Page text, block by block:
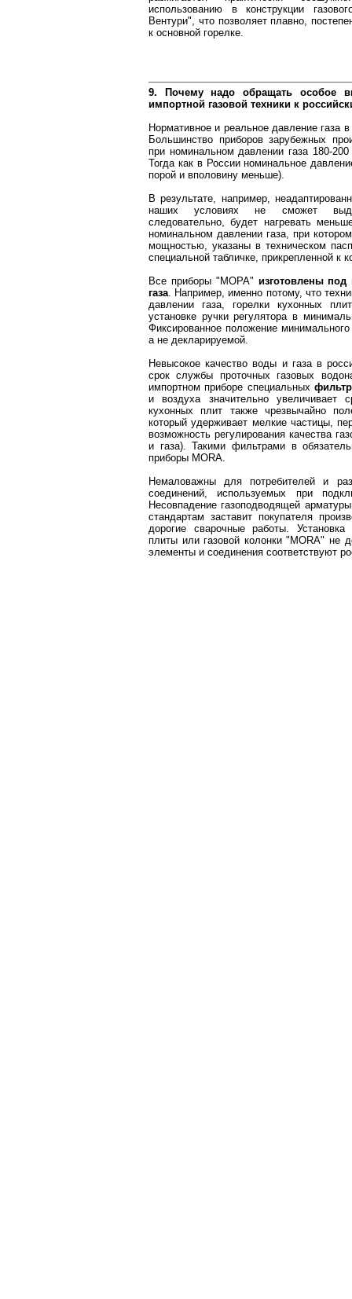
использованию в конструкции
Вентури", что позволяет плавно,
к основной горелке.
9. Почему надо обращать особое
импортной газовой техники к
Нормативное и реальное давление газа
Большинство приборов зарубежных
при номинальном давлении газа 180-
Тогда как в России номинальное
порой и вполовину меньше).
В результате, например,
наших условиях не сможет
следовательно, будет нагревать
номинальном давлении газа, при
мощностью, указаны в техническом
специальной табличке, прикрепленной к
Все приборы "МОРА" изготовлены под
газа . Например, именно потому, что
давлении газа, горелки кухонных
установке ручки регулятора в
Фиксированное положение минимального
а не декларируемой.
Невысокое качество воды и газа в
срок службы проточных газовых
импортном приборе специальных
и воздуха значительно увеличивает
кухонных плит также чрезвычайно
который удерживает мелкие частицы,
возможность регулирования качества
и газа). Такими фильтрами в
приборы MORA.
Немаловажны для потребителей и
соединений, используемых при
Несовпадение газоподводящей
стандартам заставит покупателя
дорогие сварочные работы.
плиты или газовой колонки "MORA" не
элементы и соединения соответствуют